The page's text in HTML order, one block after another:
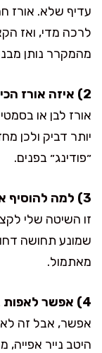
עדיף שלא. אורז
לרכה מדי, ואז
מהמקרר נותן
2) איזה אורז הכי מתאים?
אורז לבן או בסמטי
יותר דביק ולכן
״פודינג״ בפנים.
3) למה להוסיף אבקת אפייה?
זו השיטה שלי
שמונע תחושה
מאתמול.
4) אפשר לאפות במקום לטגן?
אפשר, אבל זה